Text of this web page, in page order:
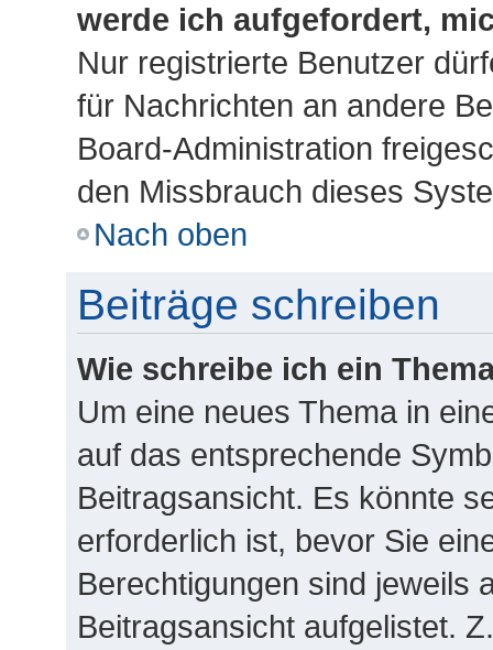
werde ich aufgefordert,
Nur registrierte Benutzer
für Nachrichten an andere
Board-Administration
den Missbrauch dieses
Nach oben
Beiträge schreiben
Wie schreibe ich ein
Um eine neues Thema in
auf das entsprechende
Beitragsansicht. Es könnte
erforderlich ist, bevor Sie
Berechtigungen sind jeweils
Beitragsansicht aufgelistet.